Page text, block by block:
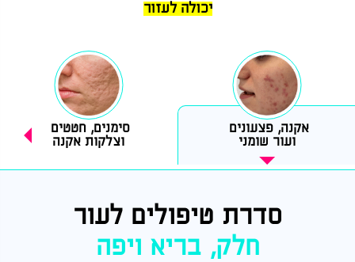
יכולה לעזור
אקנה, פצעונים
ועור שומני
סימנים, חטטים
וצלקות אקנה
סדרת טיפולים לעור
חלק, בריא ויפה